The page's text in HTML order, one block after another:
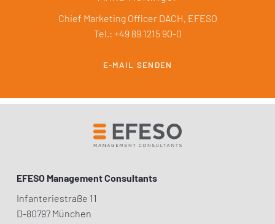
Chief Marketing Officer DACH, EFESO
Tel.: +49 89 1215 90-0
E-MAIL SENDEN
EFESO Management Consultants
Infanteriestraße 11
D-80797 München